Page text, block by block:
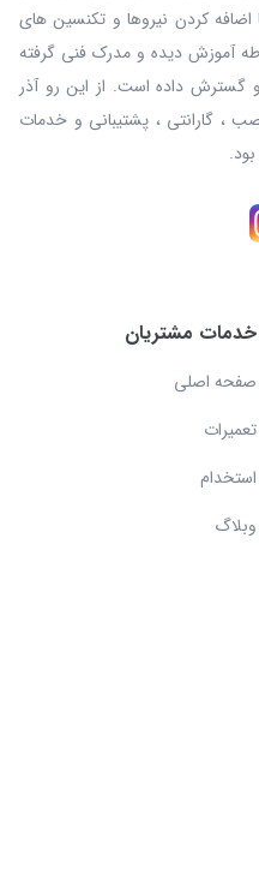
کردن نیروها و تکنسین های
آموزش دیده و مدرک فنی گرفته
گسترش داده است. از این رو آذر
، گارانتی ، پشتیبانی و خدمات
خدمات مشتریان
صفحه اصلی
تعمیرات
استخدام
وبلاگ